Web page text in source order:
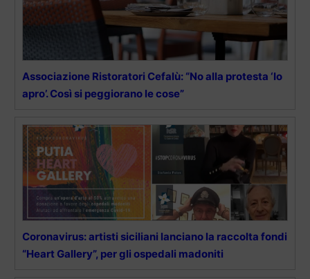
Associazione Ristoratori Cefalù: “No alla protesta ‘Io
apro’. Così si peggiorano le cose”
Coronavirus: artisti siciliani lanciano la raccolta fondi
“Heart Gallery”, per gli ospedali madoniti